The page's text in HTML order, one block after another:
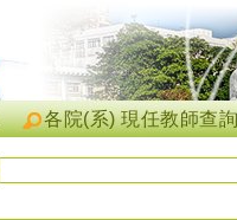
各院(系) 現任教師查詢